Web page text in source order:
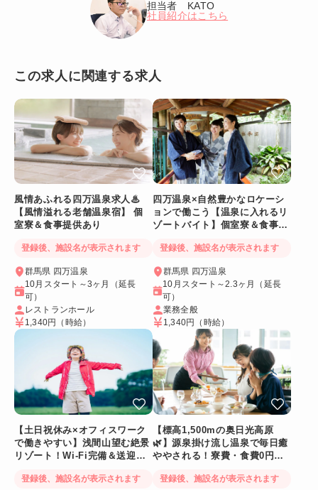
担当者 KATO
社員紹介はこちら
この求人に関連する求人
風情あふれる四万温泉求人♨
【風情溢れる老舗温泉宿】 個
室寮＆食事提供あり
登録後、施設名が表示されます
群馬県 四万温泉
10月スタート～3ヶ月（延長
可）
レストランホール
1,340円
（時給）
四万温泉×自然豊かなロケーシ
ョンで働こう【温泉に入れるリ
ゾートバイト】個室寮＆食事提
登録後、施設名が表示されます
群馬県 四万温泉
10月スタート～2.3ヶ月（延長
可）
業務全般
1,340円
（時給）
【土日祝休み×オフィスワーク
で働きやすい】浅間山望む絶景
リゾート！Wi-Fi完備＆送迎バ
登録後、施設名が表示されます
【標高1,500mの奥日光高原
🌿】源泉掛け流し温泉で毎日癒
ややされる！寮費・食費0円！
登録後、施設名が表示されます